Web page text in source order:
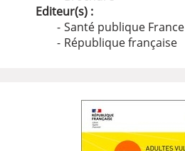
Editeur(s) :
Santé publique France
République française